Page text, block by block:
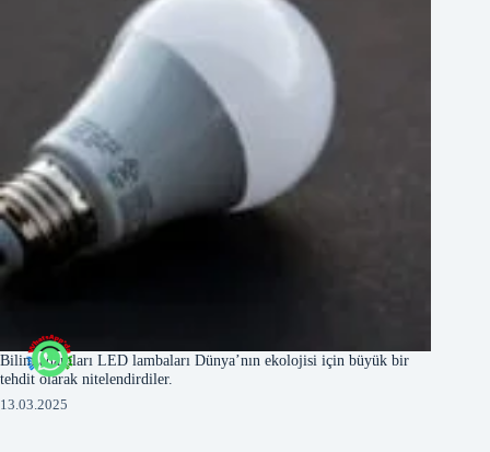
Bilim adamları LED lambaları Dünya’nın ekolojisi için büyük bir
tehdit olarak nitelendirdiler.
13.03.2025